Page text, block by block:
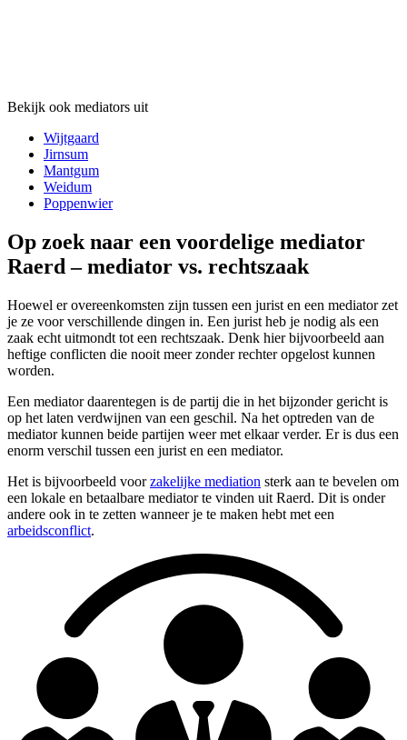
Bekijk ook mediators uit
Wijtgaard
Jirnsum
Mantgum
Weidum
Poppenwier
Op zoek naar een voordelige mediator
Raerd – mediator vs. rechtszaak
Hoewel er overeenkomsten zijn tussen een jurist en een mediator zet
je ze voor verschillende dingen in. Een jurist heb je nodig als een
zaak echt uitmondt tot een rechtszaak. Denk hier bijvoorbeeld aan
heftige conflicten die nooit meer zonder rechter opgelost kunnen
worden.
Een mediator daarentegen is de partij die in het bijzonder gericht is
op het laten verdwijnen van een geschil. Na het optreden van de
mediator kunnen beide partijen weer met elkaar verder. Er is dus een
enorm verschil tussen een jurist en een mediator.
Het is bijvoorbeeld voorzakelijke mediation sterk aan te bevelen om
een lokale en betaalbare mediator te vinden uit Raerd. Dit is onder
andere ook in te zetten wanneer je te maken hebt met een
arbeidsconflict.